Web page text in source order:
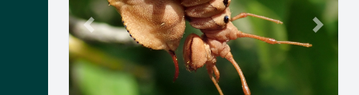
Previous Next